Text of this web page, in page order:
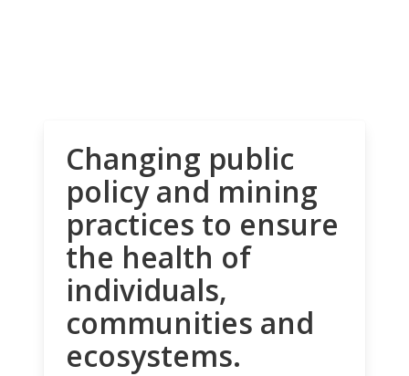
Changing public
policy and mining
practices to ensure
the health of
individuals,
communities and
ecosystems.